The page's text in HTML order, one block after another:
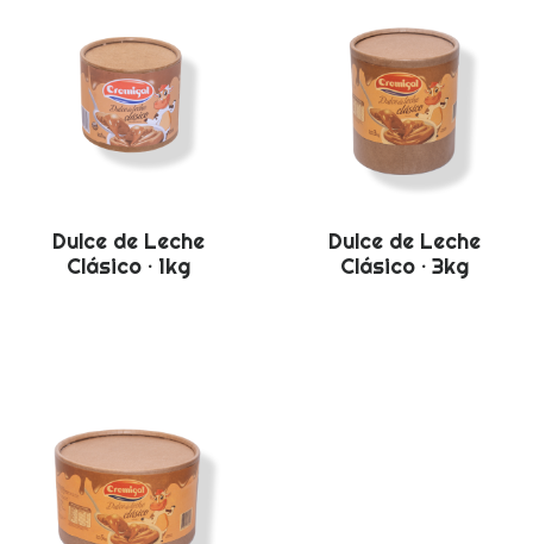
Dulce de Leche
Clásico · 1kg
Dulce de Leche
Clásico · 3kg